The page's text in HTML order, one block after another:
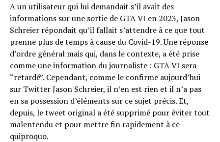
A un utilisateur qui lui demandait s’il avait des
informations sur une sortie de GTA VI en 2023, Jason
Schreier répondait qu’il fallait s’attendre à ce que tout
prenne plus de temps à cause du Covid-19. Une réponse
d’ordre général mais qui, dans le contexte, a été prise
comme une information du journaliste : GTA VI sera
“retardé”. Cependant, comme le confirme aujourd’hui
sur Twitter Jason Schreier, il n’en est rien et il n’a pas
en sa possession d’éléments sur ce sujet précis. Et,
depuis, le tweet original a été supprimé pour éviter tout
malentendu et pour mettre fin rapidement à ce
quiproquo.